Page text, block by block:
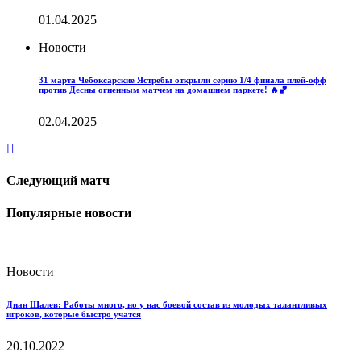
01.04.2025
Новости
31 марта Чебоксарские Ястребы открыли серию 1/4 финала плей-офф
против Десны огненным матчем на домашнем паркете! 🔥🏀
02.04.2025
Следующий матч
Популярные новости
Новости
Диан Шалев: Работы много, но у нас боевой состав из молодых талантливых
игроков, которые быстро учатся
20.10.2022